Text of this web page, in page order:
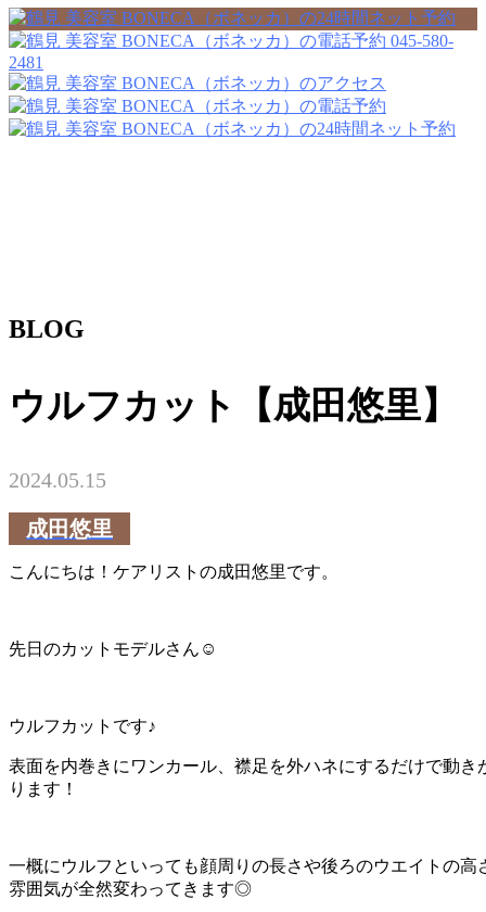
045-580-
2481
BLOG
ウルフカット【成田悠里】
2024.05.15
成田悠里
こんにちは！ケアリストの成田悠里です。
先日のカットモデルさん︎☺︎
ウルフカットです♪
表面を内巻きにワンカール、襟足を外ハネにするだけで動き
ります！
一概にウルフといっても顔周りの長さや後ろのウエイトの高
雰囲気が全然変わってきます◎